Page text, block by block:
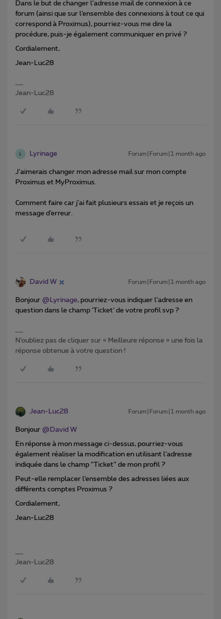
Dans le but de changer l’adresse mail de connexion à ce
forum (ainsi que sur l’ensemble des connexions à tout ce qui
correspond à Proximus), pourriez-vous me dire la
procédure, puis-je également communiquer en privé ?
Cordialement,
Jean-Luc28
Jean-Luc28
L Lyrinage Forum|Forum|1 month ago
J’aimerais changer mon adresse mail sur mon compte
Proximus et MyProximus.
Comment faire car j’ai fait plusieurs essais et je reçois un
message d’erreur.
David W Forum|Forum|1 month ago
Bonjour ​ @Lyrinage, pourriez-vous indiquer l’adresse en
question dans le champ ‘Ticket’ de votre profil svp ?
N’oubliez pas de cliquer sur « Meilleure réponse » une fois la
réponse obtenue à votre question !
Jean-Luc28 Forum|Forum|1 month ago
Bonjour ​ @David W
En réponse à mon message ci-dessus, pourriez-vous
également réaliser la modification en utilisant l’adresse
indiquée dans le champ “Ticket” de mon profil ?
Peut-elle remplacer l’ensemble des adresses liées aux
différents comptes Proximus ?
Cordialement,
Jean-Luc28
Jean-Luc28